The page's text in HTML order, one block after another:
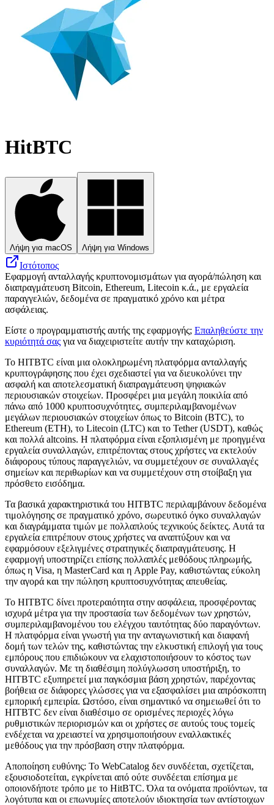
HitBTC
Λήψη για macOS Λήψη για Windows
Ιστότοπος
Εφαρμογή ανταλλαγής κρυπτονομισμάτων για αγορά/πώληση και
διαπραγμάτευση Bitcoin, Ethereum, Litecoin κ.ά., με εργαλεία
παραγγελιών, δεδομένα σε πραγματικό χρόνο και μέτρα
ασφάλειας.
Είστε ο προγραμματιστής αυτής της εφαρμογής; Επαληθεύστε την
κυριότητά σας για να διαχειριστείτε αυτήν την καταχώριση.
Το HITBTC είναι μια ολοκληρωμένη πλατφόρμα ανταλλαγής
κρυπτογράφησης που έχει σχεδιαστεί για να διευκολύνει την
ασφαλή και αποτελεσματική διαπραγμάτευση ψηφιακών
περιουσιακών στοιχείων. Προσφέρει μια μεγάλη ποικιλία από
πάνω από 1000 κρυπτοσυχνότητες, συμπεριλαμβανομένων
μεγάλων περιουσιακών στοιχείων όπως το Bitcoin (BTC), το
Ethereum (ETH), το Litecoin (LTC) και το Tether (USDT), καθώς
και πολλά altcoins. Η πλατφόρμα είναι εξοπλισμένη με προηγμένα
εργαλεία συναλλαγών, επιτρέποντας στους χρήστες να εκτελούν
διάφορους τύπους παραγγελιών, να συμμετέχουν σε συναλλαγές
σημείων και περιθωρίων και να συμμετέχουν στη στοίβαξη για
πρόσθετο εισόδημα.
Τα βασικά χαρακτηριστικά του HITBTC περιλαμβάνουν δεδομένα
τιμολόγησης σε πραγματικό χρόνο, σωρευτικό όγκο συναλλαγών
και διαγράμματα τιμών με πολλαπλούς τεχνικούς δείκτες. Αυτά τα
εργαλεία επιτρέπουν στους χρήστες να αναπτύξουν και να
εφαρμόσουν εξελιγμένες στρατηγικές διαπραγμάτευσης. Η
εφαρμογή υποστηρίζει επίσης πολλαπλές μεθόδους πληρωμής,
όπως η Visa, η MasterCard και η Apple Pay, καθιστώντας εύκολη
την αγορά και την πώληση κρυπτοσυχνότητας απευθείας.
Το HITBTC δίνει προτεραιότητα στην ασφάλεια, προσφέροντας
ισχυρά μέτρα για την προστασία των δεδομένων των χρηστών,
συμπεριλαμβανομένου του ελέγχου ταυτότητας δύο παραγόντων.
Η πλατφόρμα είναι γνωστή για την ανταγωνιστική και διαφανή
δομή των τελών της, καθιστώντας την ελκυστική επιλογή για τους
εμπόρους που επιδιώκουν να ελαχιστοποιήσουν το κόστος των
συναλλαγών. Με τη διαθέσιμη πολύγλωσση υποστήριξη, το
HITBTC εξυπηρετεί μια παγκόσμια βάση χρηστών, παρέχοντας
βοήθεια σε διάφορες γλώσσες για να εξασφαλίσει μια απρόσκοπτη
εμπορική εμπειρία. Ωστόσο, είναι σημαντικό να σημειωθεί ότι το
HITBTC δεν είναι διαθέσιμο σε ορισμένες περιοχές λόγω
ρυθμιστικών περιορισμών και οι χρήστες σε αυτούς τους τομείς
ενδέχεται να χρειαστεί να χρησιμοποιήσουν εναλλακτικές
μεθόδους για την πρόσβαση στην πλατφόρμα.
Αποποίηση ευθύνης: Το WebCatalog δεν συνδέεται, σχετίζεται,
εξουσιοδοτείται, εγκρίνεται από ούτε συνδέεται επίσημα με
οποιονδήποτε τρόπο με το HitBTC. Όλα τα ονόματα προϊόντων, τα
λογότυπα και οι επωνυμίες αποτελούν ιδιοκτησία των αντίστοιχων